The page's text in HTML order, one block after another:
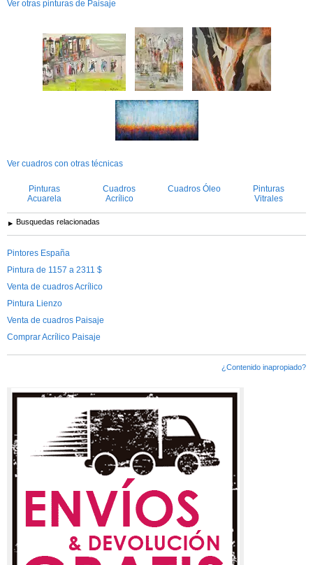
Ver otras pinturas de Paisaje
Ver cuadros con otras técnicas
Pinturas
Acuarela
Cuadros
Acrílico
Cuadros Óleo
Pinturas
Vitrales
Busquedas relacionadas
Pintores España
Pintura de 1157 a 2311 $
Venta de cuadros Acrílico
Pintura Lienzo
Venta de cuadros Paisaje
Comprar Acrílico Paisaje
¿Contenido inapropiado?